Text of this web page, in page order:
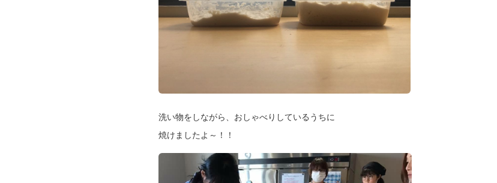
洗い物をしながら、おしゃべりしているうちに
焼けましたよ～！！